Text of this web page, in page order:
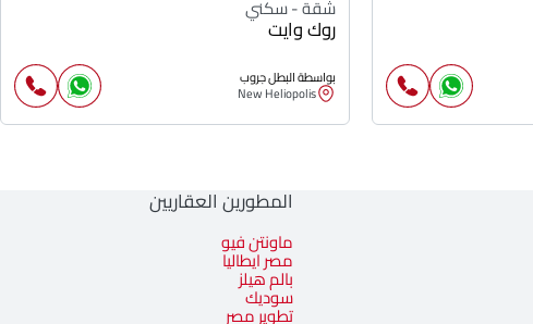
شقة - سكني
روك وايت
بواسطة البطل جروب
New Heliopolis
المطورين العقاريين
ماونتن فيو
مصر ايطاليا
بالم هيلز
سوديك
تطوير مصر